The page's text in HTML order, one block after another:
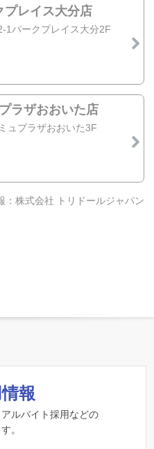
プレイス大分店
1パークプレイス大分2F
ラザおおいた店
ュプラザおおいた3F
：株式会社 トリドールジャパン
報
ルバイト採用などの
。